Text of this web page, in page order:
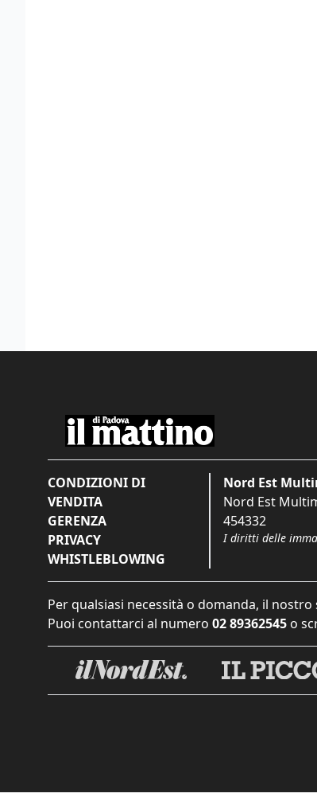
CONDIZIONI DI
VENDITA
GERENZA
PRIVACY
WHISTLEBLOWING
Nord Est
Nord Est
454332
I diritti delle
Per qualsiasi necessità o domanda, il
Puoi contattarci al numero 02 89362545 o